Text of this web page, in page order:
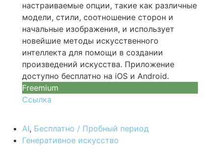
настраиваемые опции, такие как различные
модели, стили, соотношение сторон и
начальные изображения, и использует
новейшие методы искусственного
интеллекта для помощи в создании
произведений искусства. Приложение
доступно бесплатно на iOS и Android.
Freemium
Ссылка
AI, Бесплатно / Пробный период
Генеративное искусство